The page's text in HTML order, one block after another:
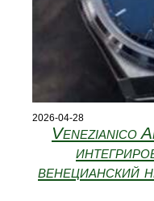
2026-04-28
Venezianico
венецианский